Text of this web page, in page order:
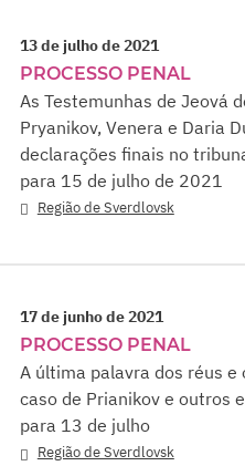
13 de julho de 2021
PROCESSO PENAL
As Testemunhas de Jeová
Pryanikov, Venera e Daria
declarações finais no
para 15 de julho de 2021
Região de Sverdlovsk
17 de junho de 2021
PROCESSO PENAL
A última palavra dos réus
caso de Prianikov e outros
para 13 de julho
Região de Sverdlovsk